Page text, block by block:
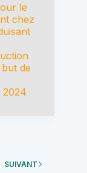
le
chez
de
2024
SUIVANT